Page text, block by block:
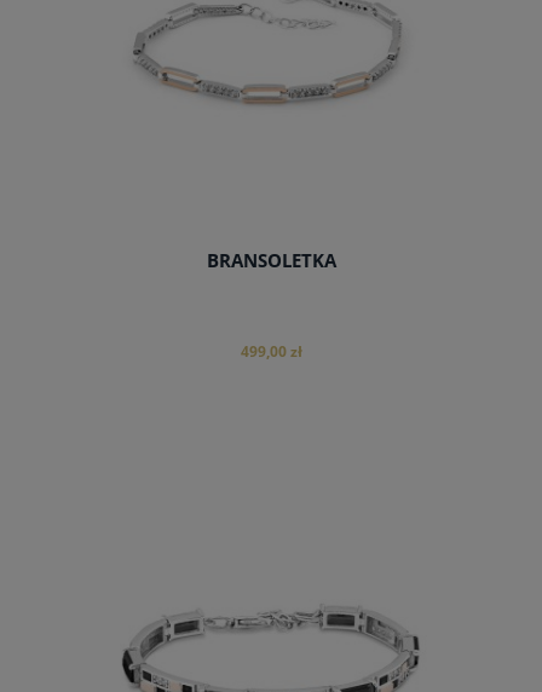
BRANSOLETKA
499,00 zł